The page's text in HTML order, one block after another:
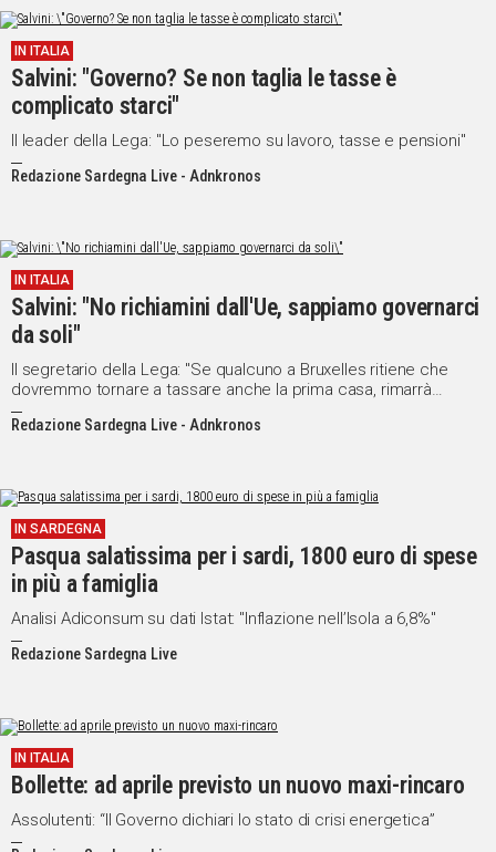
IN ITALIA
Salvini: "Governo? Se non taglia le tasse è
complicato starci"
Il leader della Lega: "Lo peseremo su lavoro, tasse e pensioni"
Redazione Sardegna Live - Adnkronos
IN ITALIA
Salvini: "No richiamini dall'Ue, sappiamo governarci
da soli"
Il segretario della Lega: "Se qualcuno a Bruxelles ritiene che
dovremmo tornare a tassare anche la prima casa, rimarrà
deluso"
Redazione Sardegna Live - Adnkronos
IN SARDEGNA
Pasqua salatissima per i sardi, 1800 euro di spese
in più a famiglia
Analisi Adiconsum su dati Istat: "Inflazione nell’Isola a 6,8%"
Redazione Sardegna Live
IN ITALIA
Bollette: ad aprile previsto un nuovo maxi-rincaro
Assolutenti: “Il Governo dichiari lo stato di crisi energetica”